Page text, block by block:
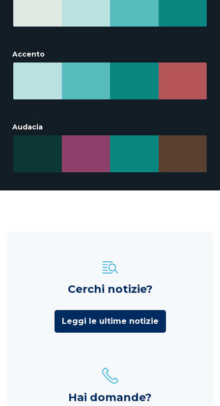
Accento
Audacia
Cerchi notizie?
Leggi le ultime notizie
Hai domande?